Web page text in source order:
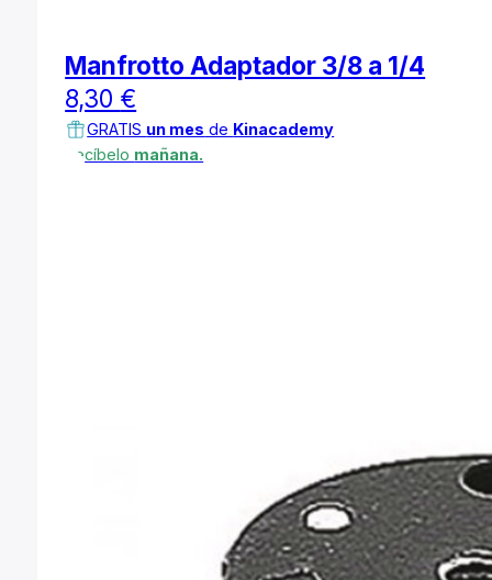
Manfrotto Adaptador 3/8 a 1/4
8,30 €
GRATIS un mes de Kinacademy
Recíbelo mañana.